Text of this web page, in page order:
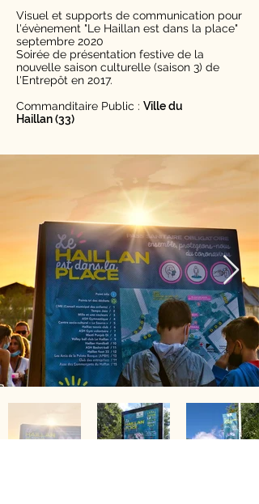
Visuel et supports de communication pour
l'évènement "Le Haillan est dans la place"
septembre 2020
​Soirée de présentation festive de la
nouvelle saison culturelle (saison 3) de
l'Entrepôt en 2017.
Commanditaire Public : Ville du
Haillan (33)